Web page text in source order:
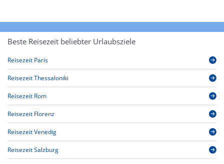
Beste Reisezeit beliebter Urlaubsziele
Reisezeit Paris
Reisezeit Thessaloniki
Reisezeit Rom
Reisezeit Florenz
Reisezeit Venedig
Reisezeit Salzburg